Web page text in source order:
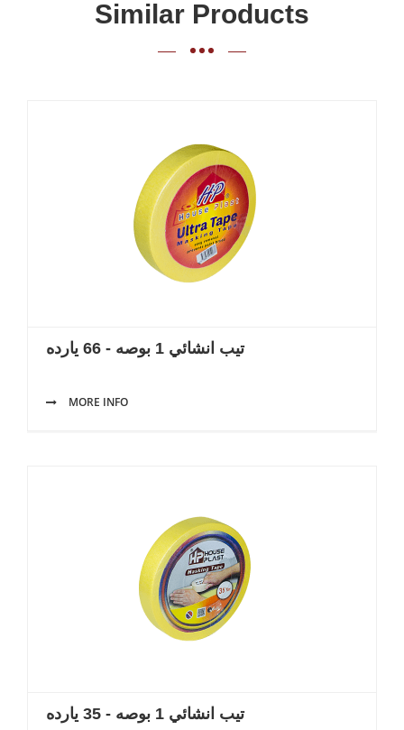
Similar Products
تيب انشائي 1 بوصه - 66 يارده
MORE INFO
تيب انشائي 1 بوصه - 35 يارده